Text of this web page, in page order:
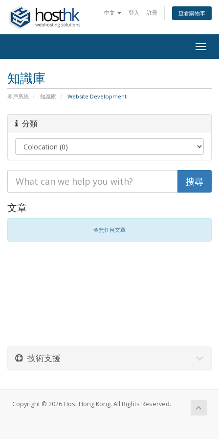
中文 登入 註冊 查看購物車
知識庫
客戶系統 知識庫 Website Development
分類
文章
查無任何文章
技術支援
Copyright © 2026 Host Hong Kong. All Rights Reserved.